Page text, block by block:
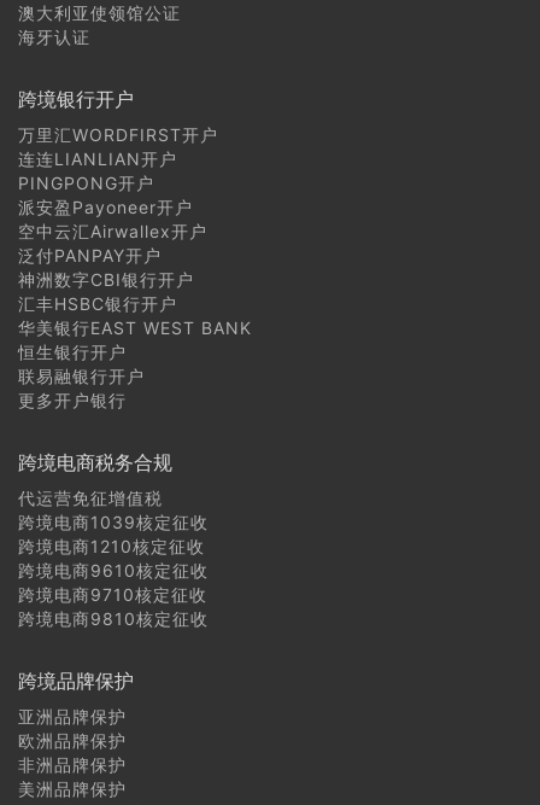
菲律宾商标注册常见问题
老挝商标注册常见问题
柬埔寨商标注册常见问题
缅甸商标注册常见问题
澳大利亚使领馆公证
海牙认证
跨境银行开户
万里汇WORDFIRST开户
连连LIANLIAN开户
PINGPONG开户
派安盈Payoneer开户
空中云汇Airwallex开户
泛付PANPAY开户
神洲数字CBI银行开户
汇丰HSBC银行开户
华美银行EAST WEST BANK
恒生银行开户
联易融银行开户
更多开户银行
跨境电商税务合规
代运营免征增值税
跨境电商1039核定征收
跨境电商1210核定征收
跨境电商9610核定征收
跨境电商9710核定征收
跨境电商9810核定征收
跨境品牌保护
亚洲品牌保护
欧洲品牌保护
非洲品牌保护
美洲品牌保护